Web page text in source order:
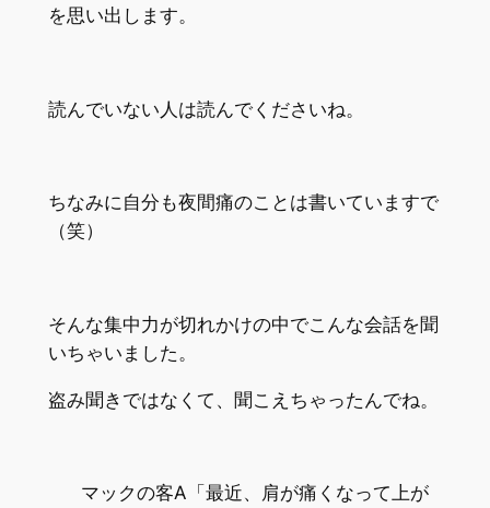
を思い出します。
読んでいない人は読んでくださいね。
ちなみに自分も夜間痛のことは書いていますで
（笑）
そんな集中力が切れかけの中でこんな会話を聞
いちゃいました。
盗み聞きではなくて、聞こえちゃったんでね。
マックの客A「最近、肩が痛くなって上が